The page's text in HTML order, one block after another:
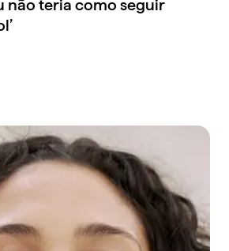
não teria como seguir